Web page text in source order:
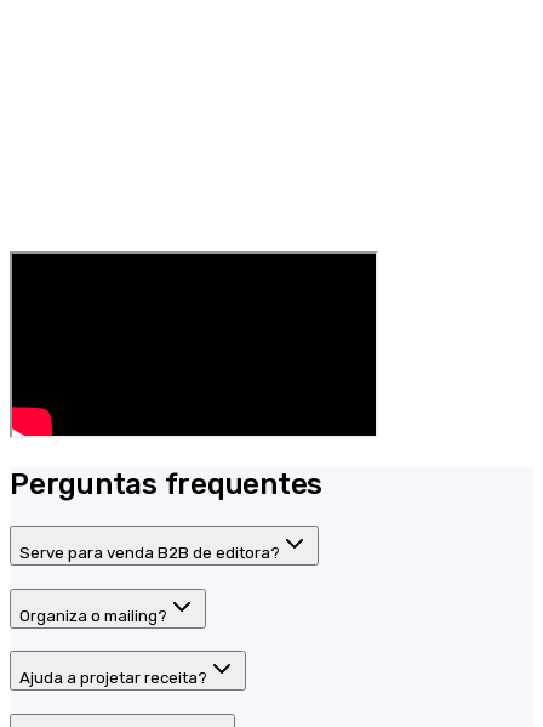
Perguntas frequentes
Serve para venda B2B de editora?
Organiza o mailing?
Ajuda a projetar receita?